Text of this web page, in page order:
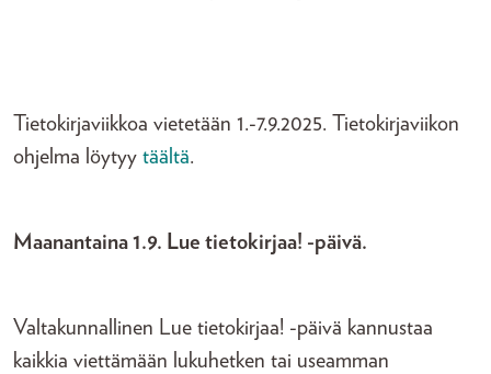
Tietokirjaviikkoa vietetään 1.-7.9.2025. Tietokirjaviikon
ohjelma löytyy täältä.
Maanantaina 1.9. Lue tietokirjaa! -päivä.
Valtakunnallinen Lue tietokirjaa! -päivä kannustaa
kaikkia viettämään lukuhetken tai useamman